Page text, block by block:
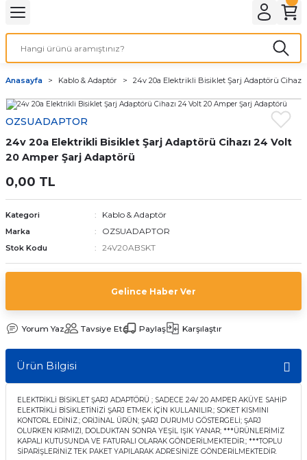
E27 DUY AMPÜLLER
Anasayfa Kablo & Adaptör 24v 20a Elektrikli Bisiklet Şarj Adaptörü
OZSUADAPTOR
24v 20a Elektrikli Bisiklet Şarj Adaptörü Cihazı 24 Volt
20 Amper Şarj Adaptörü
0,00 TL
Kategori Kablo & Adaptör
Marka OZSUADAPTOR
Stok Kodu 24V20ABSKT
Gelince Haber Ver
Yorum Yaz Tavsiye Et Paylaş Karşılaştır
Ürün Bilgisi
ELEKTRİKLİ BİSİKLET ŞARJ ADAPTÖRÜ ; SADECE 24V 20 AMPER AKÜYE SAHİP
ELEKTRİKLİ BİSİKLETİNİZİ ŞARJ ETMEK İÇİN KULLANILIR.; SOKET KISMINI
KONTORL EDİNİZ.; ORİJİNAL ÜRÜN; ŞARJ DURUMU GÖSTERGELİ; ŞARJ
OLURKEN KIRMIZI, DOLDUKTAN SONRA YEŞİL IŞIK YANAR; ***ÜRÜNLERİMİZ
KAPALI KUTUSUNDA VE FATURALI OLARAK GÖNDERİLMEKTEDİR.; ***TOPLU
SİPARİŞLERİNİZ TEK PAKET YAPILARAK ADRESİNİZE GÖNDERİLMEKTEDİR.